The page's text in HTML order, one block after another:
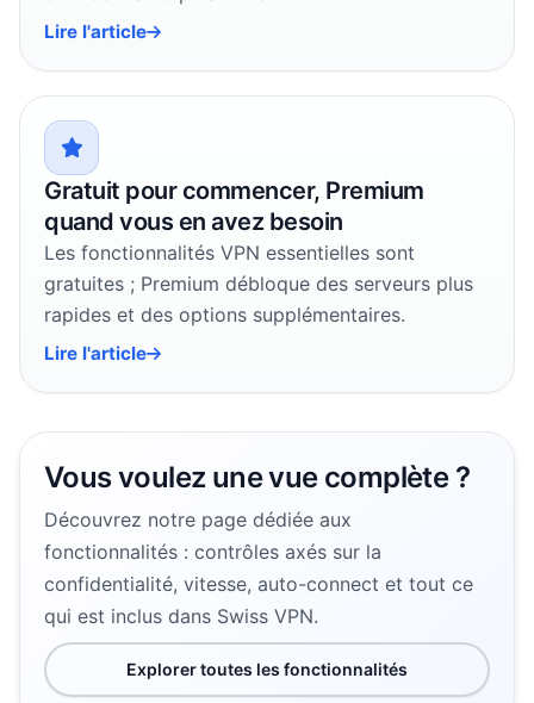
Lire l'article
Gratuit pour commencer, Premium
quand vous en avez besoin
Les fonctionnalités VPN essentielles sont
gratuites ; Premium débloque des serveurs plus
rapides et des options supplémentaires.
Lire l'article
Vous voulez une vue complète ?
Découvrez notre page dédiée aux
fonctionnalités : contrôles axés sur la
confidentialité, vitesse, auto-connect et tout ce
qui est inclus dans Swiss VPN.
Explorer toutes les fonctionnalités